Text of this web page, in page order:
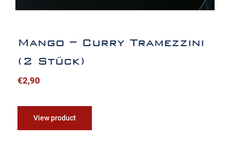
Mango – Curry Tramezzini
(2 Stück)
€2,90
View product